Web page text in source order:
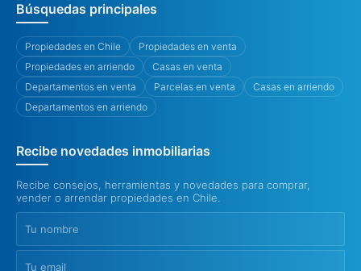
Búsquedas principales
Propiedades en Chile
Propiedades en venta
Propiedades en arriendo
Casas en venta
Departamentos en venta
Parcelas en venta
Casas en arriendo
Departamentos en arriendo
Recibe novedades inmobiliarias
Recibe consejos, herramientas y novedades para comprar,
vender o arrendar propiedades en Chile.